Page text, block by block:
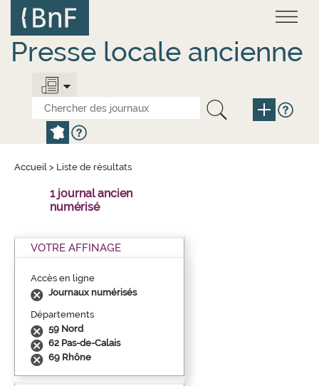
contenu
principal
Presse locale ancienne
Accueil > Liste de résultats
1 journal ancien
numérisé
VOTRE AFFINAGE
Accès en ligne
Journaux numérisés
Départements
59 Nord
62 Pas-de-Calais
69 Rhône
Panneau de gestion des cookies